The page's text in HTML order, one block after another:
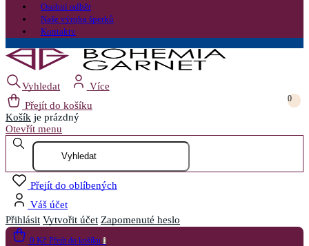
Osobní odběr
Naše výroba šperků
Kontakty
Vyhledat
Více
Přejít do košíku
0
Košík je prázdný
Otevřít menu
Přejít do oblíbených
Váš účet
Přihlásit Vytvořit účet Zapomenuté heslo
0 Kč Přejít do košíku 0